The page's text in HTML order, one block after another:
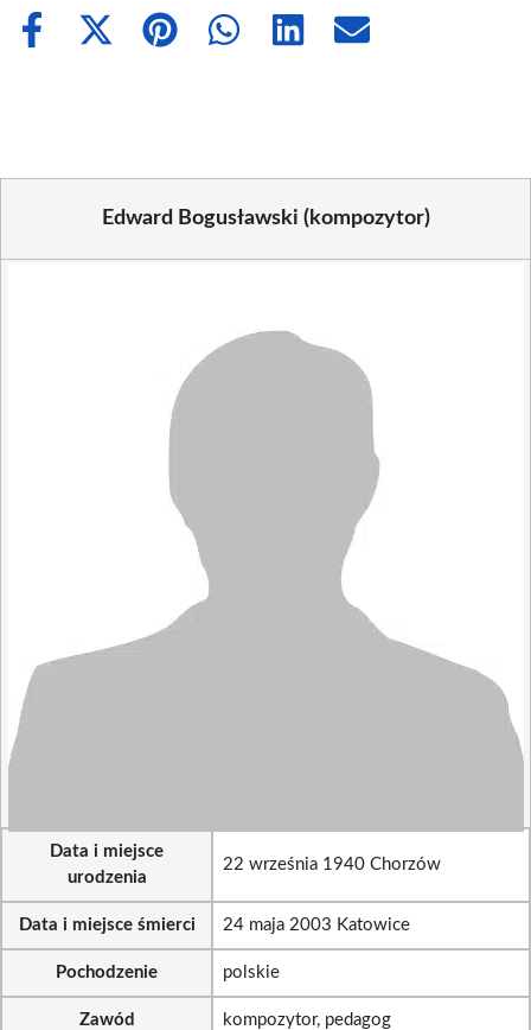
Share
Share
Share
Share
Share
Share
Edward Bogusławski (kompozytor)
Data i miejsce
urodzenia
22 września 1940 Chorzów
Data i miejsce śmierci 24 maja 2003 Katowice
Pochodzenie polskie
Zawód kompozytor, pedagog